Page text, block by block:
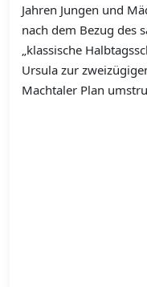
Jahren Jungen und
nach dem Bezug des
„klassische
Ursula zur
Machtaler Plan